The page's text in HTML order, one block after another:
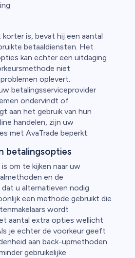
is, bevat hij een aantal
betaaldiensten. Het
kan echter een uitdaging
niet
oplevert.
betalingsserviceprovider
ondervindt of
aan het gebruik van hun
handelen, zijn uw
met AvaTrade beperkt.
betalingsopties
om te kijken naar uw
en de
dat u alternatieven nodig
een methode gebruikt die
wordt
aantal extra opties wellicht
je echter de voorkeur geeft
aan back-upmethoden
gebruikelijke